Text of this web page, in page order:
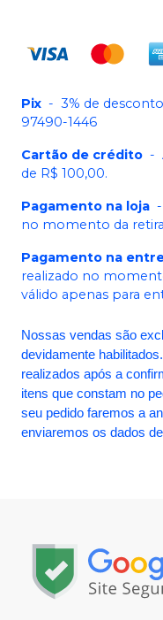
Pix - 3% de
97490-1446
Cartão de crédito -
de R$ 100,00.
Pagamento na loja -
no momento da
Pagamento na
realizado no
válido apenas para
Nossas vendas são
devidamente
realizados após a
itens que constam no
seu pedido faremos a
enviaremos os dados